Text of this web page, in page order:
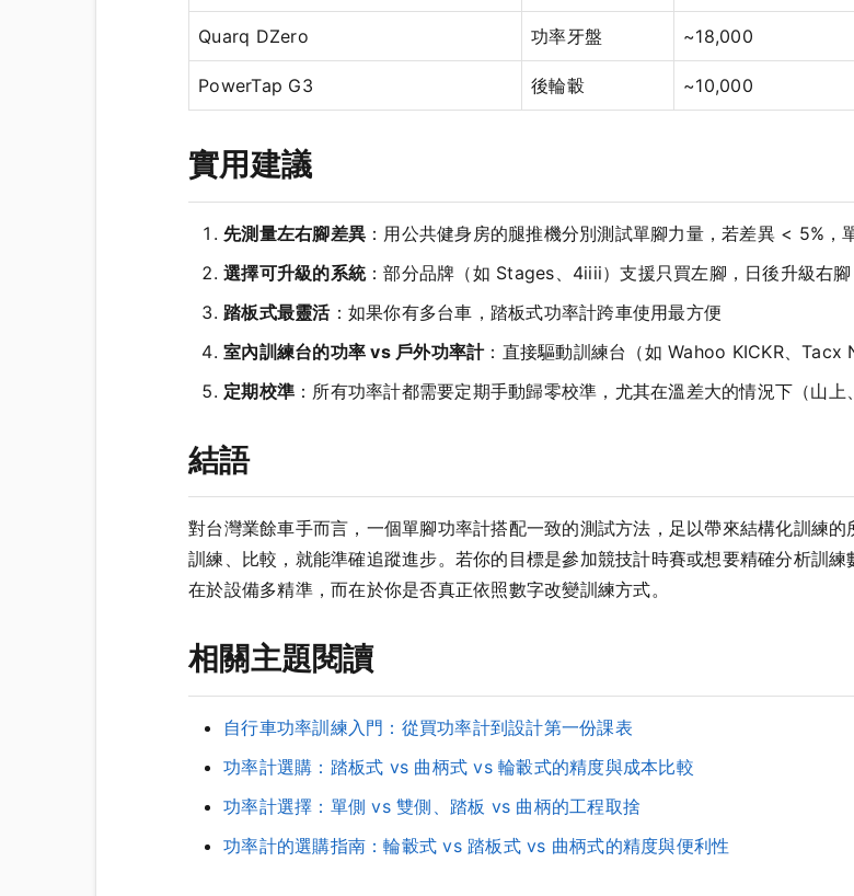
Quarq DZero 功率牙盤 ~18,000
PowerTap G3 後輪轂 ~10,000
實用建議
先測量左右腳差異 ：用公共健身房的腿推機分別測試單腳力量，若差異 < 5%，
選擇可升級的系統：部分品牌（如 Stages、4iiii）支援只買左腳，日後升級右
踏板式最靈活：如果你有多台車，踏板式功率計跨車使用最方便
室內訓練台的功率 vs 戶外功率計：直接驅動訓練台（如 Wahoo KICKR、Tacx
定期校準 ：所有功率計都需要定期手動歸零校準，尤其在溫差大的情況下（山上
結語
對台灣業餘車手而言，一個單腳功率計搭配一致的測試方法，足以帶來結構化訓練的
訓練、比較，就能準確追蹤進步。若你的目標是參加競技計時賽或想要精確分析訓
在於設備多精準，而在於你是否真正依照數字改變訓練方式。
相關主題閱讀
自行車功率訓練入門：從買功率計到設計第一份課表
功率計選購：踏板式 vs 曲柄式 vs 輪轂式的精度與成本比較
功率計選擇：單側 vs 雙側、踏板 vs 曲柄的工程取捨
功率計的選購指南：輪轂式 vs 踏板式 vs 曲柄式的精度與便利性